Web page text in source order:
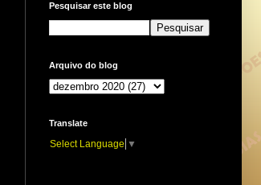
Pesquisar este blog
Arquivo do blog
Translate
Select Language ▼